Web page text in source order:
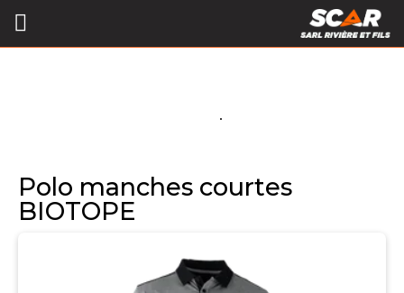
Polo manches courtes
BIOTOPE